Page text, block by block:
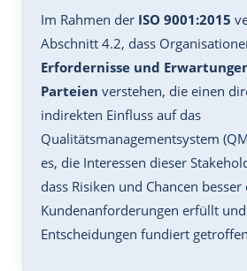
Im Rahmen der ISO 9001:2015
Abschnitt 4.2, dass
Erfordernisse und
Parteien verstehen, die einen
indirekten Einfluss auf das
Qualitätsmanagementsystem
es, die Interessen dieser
dass Risiken und Chancen
Kundenanforderungen erfüllt
Entscheidungen fundiert